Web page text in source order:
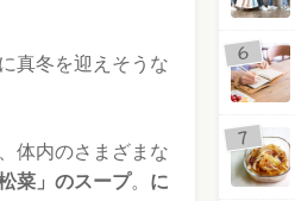
真冬を迎えそうな
体内のさまざまな
松菜」のスープ。 に